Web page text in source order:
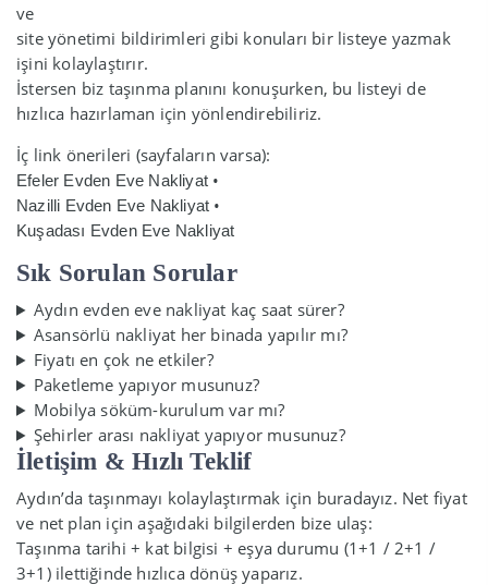
ve
site yönetimi bildirimleri gibi konuları bir listeye yazmak
işini kolaylaştırır.
İstersen biz taşınma planını konuşurken, bu listeyi de
hızlıca hazırlaman için yönlendirebiliriz.
İç link önerileri (sayfaların varsa):
Efeler Evden Eve Nakliyat •
Nazilli Evden Eve Nakliyat •
Kuşadası Evden Eve Nakliyat
Sık Sorulan Sorular
Aydın evden eve nakliyat kaç saat sürer?
Asansörlü nakliyat her binada yapılır mı?
Fiyatı en çok ne etkiler?
Paketleme yapıyor musunuz?
Mobilya söküm-kurulum var mı?
Şehirler arası nakliyat yapıyor musunuz?
İletişim & Hızlı Teklif
Aydın’da taşınmayı kolaylaştırmak için buradayız. Net fiyat
ve net plan için aşağıdaki bilgilerden bize ulaş:
Taşınma tarihi + kat bilgisi + eşya durumu (1+1 / 2+1 /
3+1) ilettiğinde hızlıca dönüş yaparız.